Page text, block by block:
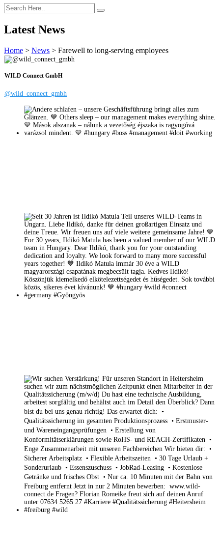
Latest News
Home > News > Farewell to long-serving employees
WILD Connect GmbH
@wild_connect_gmbh